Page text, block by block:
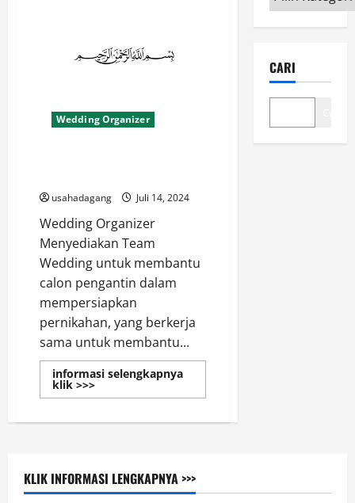
Wedding Organizer
usahadagang Juli 14, 2024
Wedding Organizer
Menyediakan Team
Wedding untuk membantu
calon pengantin dalam
mempersiapkan
pernikahan, yang berkerja
sama untuk membantu...
informasi selengkapnya
klik >>>Read
more
Organizer
Produk
&
disini
CARI
KLIK INFORMASI LENGKAPNYA >>>